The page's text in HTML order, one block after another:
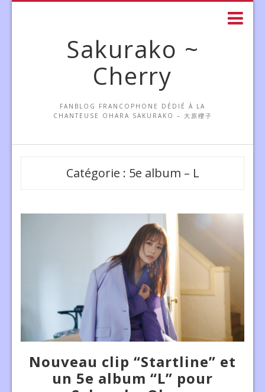
Sakurako ~
Cherry
FANBLOG FRANCOPHONE DÉDIÉ À LA
CHANTEUSE OHARA SAKURAKO – 大原櫻子
Catégorie : 5e album – L
Nouveau clip “Startline” et
un 5e album “L” pour